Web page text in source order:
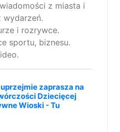
z miasta i
wydarzeń.
i rozrywce.
sportu, biznesu.
zaprasza na
Dziecięcej
Wioski - Tu